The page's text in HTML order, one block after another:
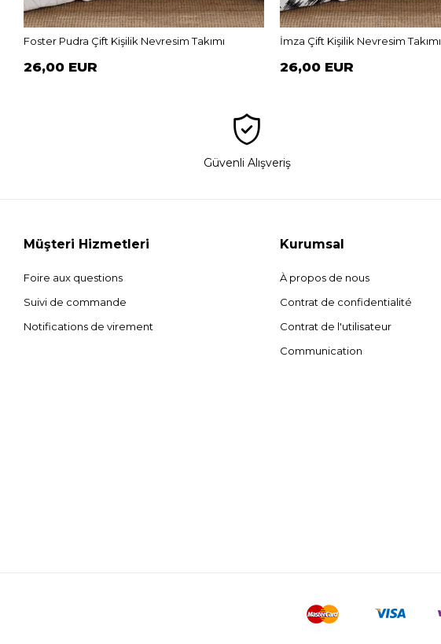
Foster Pudra Çift Kişilik Nevresim Takımı
26,00 EUR
İmza Çift Kişilik Nevresim Takımı
26,00 EUR
Güvenli Alışveriş
Müşteri Hizmetleri
Foire aux questions
Suivi de commande
Notifications de virement
Kurumsal
À propos de nous
Contrat de confidentialité
Contrat de l'utilisateur
Communication